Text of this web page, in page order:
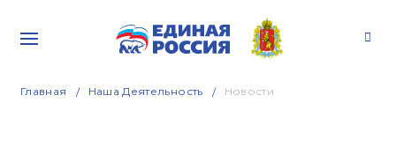
Главная Наша Деятельность Новости